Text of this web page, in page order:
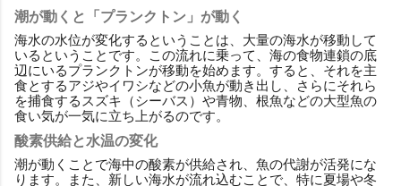
潮が動くと「プランクトン」が動く
海水の水位が変化するということは、大量の海水が移動して
いるということです。この流れに乗って、海の食物連鎖の底
辺にいるプランクトンが移動を始めます。すると、それを主
食とするアジやイワシなどの小魚が動き出し、さらにそれら
を捕食するスズキ（シーバス）や青物、根魚などの大型魚の
食い気が一気に立ち上がるのです。
酸素供給と水温の変化
潮が動くことで海中の酸素が供給され、魚の代謝が活発にな
ります。また、新しい海水が流れ込むことで、特に夏場や冬